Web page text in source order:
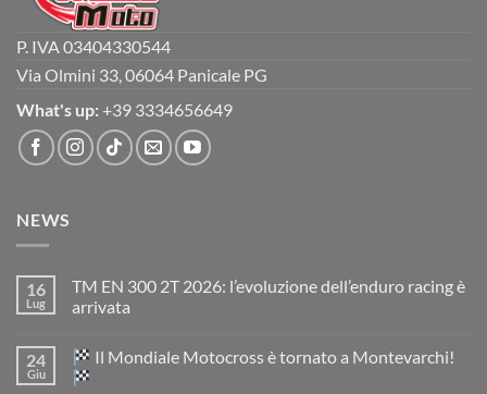
P. IVA 03404330544
Via Olmini 33, 06064 Panicale PG
What's up: +39 3334656649
NEWS
16
Lug
TM EN 300 2T 2026: l’evoluzione dell’enduro racing è
arrivata
su
TM
EN
24
Giu
Il Mondiale Motocross è tornato a Montevarchi!